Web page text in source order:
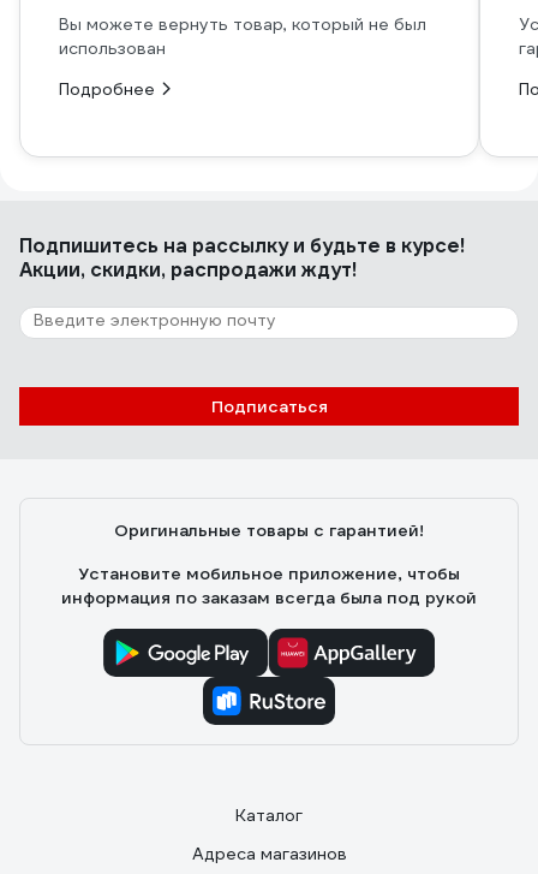
Вы можете вернуть товар, который не был
использован
Подробнее
Подпишитесь на рассылкуи будьте в курсе!
Акции, скидки, распродажи ждут!
Подписаться
Оригинальные товары с гарантией!
Установите мобильное приложение, чтобы
информация по заказам всегда была под рукой
Каталог
Адреса магазинов